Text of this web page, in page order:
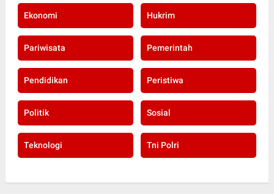
Ekonomi Hukrim
Pariwisata Pemerintah
Pendidikan Peristiwa
Politik Sosial
Teknologi Tni Polri